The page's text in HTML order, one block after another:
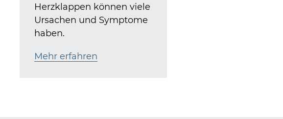
Herzklappen können viele
Ursachen und Symptome
haben.
Mehr erfahren